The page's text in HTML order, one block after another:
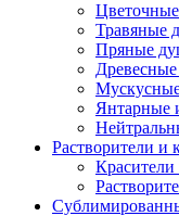
Травяные
Пряные
Янтарные
Растворители и